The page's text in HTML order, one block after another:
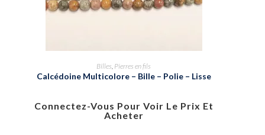
Billes Pierres en fils
Calcédoine Multicolore – Bille – Polie – Lisse
Connectez-Vous Pour Voir Le Prix Et
Acheter